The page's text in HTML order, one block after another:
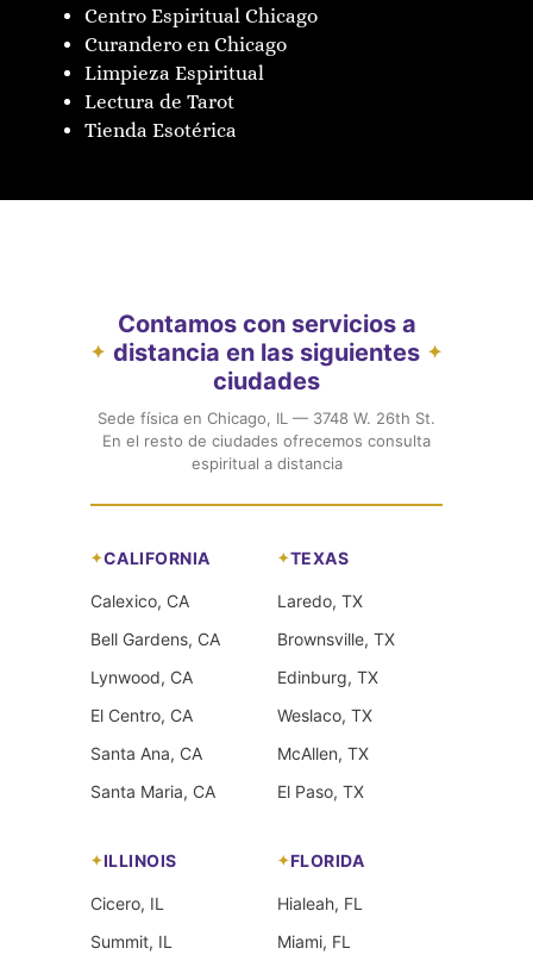
Centro Espiritual Chicago
Curandero en Chicago
Limpieza Espiritual
Lectura de Tarot
Tienda Esotérica
✦
Contamos con servicios a
distancia en las siguientes
ciudades
✦
Sede física en Chicago, IL — 3748 W. 26th St.
En el resto de ciudades ofrecemos consulta
espiritual a distancia
CALIFORNIA
Calexico, CA
Bell Gardens, CA
Lynwood, CA
El Centro, CA
Santa Ana, CA
Santa Maria, CA
TEXAS
Laredo, TX
Brownsville, TX
Edinburg, TX
Weslaco, TX
McAllen, TX
El Paso, TX
ILLINOIS
Cicero, IL
Summit, IL
FLORIDA
Hialeah, FL
Miami, FL